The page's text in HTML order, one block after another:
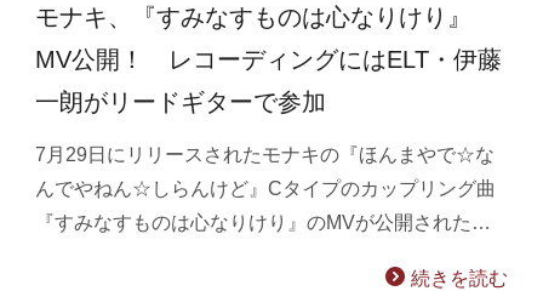
モナキ、『すみなすものは心なりけり』
MV公開！ レコーディングにはELT・伊藤
一朗がリードギターで参加
7月29日にリリースされたモナキの『ほんまやで☆な
んでやねん☆しらんけど』Cタイプのカップリング曲
『すみなすものは心なりけり』のMVが公開された…
続きを読む